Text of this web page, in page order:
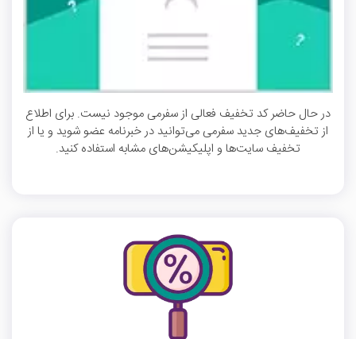
در حال حاضر کد تخفیف فعالی از سفرمی موجود نیست. برای اطلاع
از تخفیف‌های جدید سفرمی می‌توانید در خبرنامه عضو شوید و یا از
تخفیف سایت‌ها و اپلیکیشن‌های مشابه استفاده کنید.